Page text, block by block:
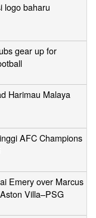
logo baharu
gear up for
Harimau Malaya
AFC Champions
Emery over Marcus
Villa–PSG